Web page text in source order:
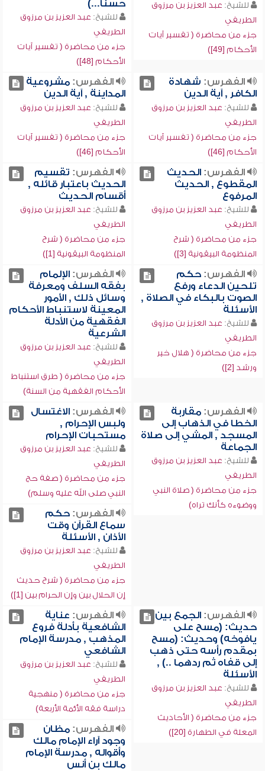
للشيخ: عبد العزيز بن مرزوق
الطريفي
جزء من محاضرة ( تفسير آيات
الأحكام [49])
حسناً...)
للشيخ: عبد العزيز بن مرزوق
الطريفي
جزء من محاضرة ( تفسير آيات
الأحكام [48])
الفهرس: شهادة
الكافر , آية الدين
للشيخ: عبد العزيز بن مرزوق
الطريفي
جزء من محاضرة ( تفسير آيات
الأحكام [46])
الفهرس:مشروعية
المداينة , آية الدين
للشيخ: عبد العزيز بن مرزوق
الطريفي
جزء من محاضرة ( تفسير آيات
الأحكام [46])
الفهرس:الحديث
المقطوع , الحديث
المرفوع
للشيخ: عبد العزيز بن مرزوق
الطريفي
جزء من محاضرة ( شرح
المنظومة البيقونية [3])
الفهرس: تقسيم
الحديث باعتبار قائله ,
أقسام الحديث
للشيخ: عبد العزيز بن مرزوق
الطريفي
جزء من محاضرة ( شرح
المنظومة البيقونية [1])
الفهرس:حكم
تلحين الدعاء ورفع
الصوت بالبكاء في الصلاة ,
الأسئلة
للشيخ: عبد العزيز بن مرزوق
الطريفي
جزء من محاضرة ( هلال خير
ورشد [2])
الفهرس:الإلمام
بفقه السلف ومعرفة
وسائل ذلك , الأمور
المعينة لاستنباط الأحكام
الفقهية من الأدلة
الشرعية
للشيخ: عبد العزيز بن مرزوق
الطريفي
جزء من محاضرة ( طرق استنباط
الأحكام الفقهية من السنة)
الفهرس:مقاربة
الخطا في الذهاب إلى
المسجد , المشي إلى صلاة
الجماعة
للشيخ: عبد العزيز بن مرزوق
الطريفي
جزء من محاضرة ( صلاة النبي
ووضوءه كأنك تراه)
الفهرس:الاغتسال
ولبس الإحرام ,
مستحبات الإحرام
للشيخ: عبد العزيز بن مرزوق
الطريفي
جزء من محاضرة ( صفة حج
النبي صلى الله عليه وسلم)
الفهرس:حكم
سماع القرآن وقت
الأذان , الأسئلة
للشيخ: عبد العزيز بن مرزوق
الطريفي
جزء من محاضرة ( شرح حديث
إن الحلال بين وإن الحرام بين [1])
الفهرس:الجمع بين
حديث: (مسح على
يافوخه) وحديث: (مسح
بمقدم رأسه حتى ذهب
إلى قفاه ثم ردهما ..) ,
الأسئلة
للشيخ: عبد العزيز بن مرزوق
الطريفي
جزء من محاضرة ( الأحاديث
المعلة في الطهارة [20])
الفهرس: عناية
الشافعية بأدلة فروع
المذهب , مدرسة الإمام
الشافعي
للشيخ: عبد العزيز بن مرزوق
الطريفي
جزء من محاضرة ( منهجية
دراسة فقه الأئمة الأربعة)
الفهرس:مظان
وجود آراء الإمام مالك
وأقواله , مدرسة الإمام
مالك بن أنس